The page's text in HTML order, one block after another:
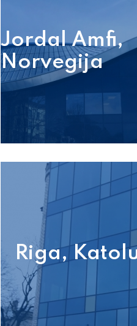
Jordal Amfi,
Norvegija
Riga,